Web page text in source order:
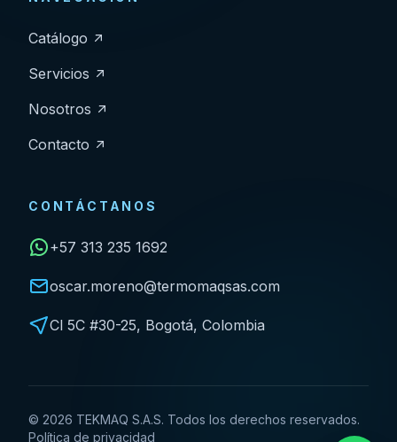
Catálogo
Servicios
Nosotros
Contacto
CONTÁCTANOS
+57 313 235 1692
oscar.moreno@termomaqsas.com
Cl 5C #30-25, Bogotá, Colombia
© 2026 TEKMAQ S.A.S. Todos los derechos reservados.
Política de privacidad